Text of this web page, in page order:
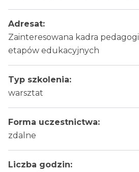
Adresat:
Zainteresowana kadra
etapów edukacyjnych
Typ szkolenia:
warsztat
Forma uczestnictwa:
zdalne
Liczba godzin: